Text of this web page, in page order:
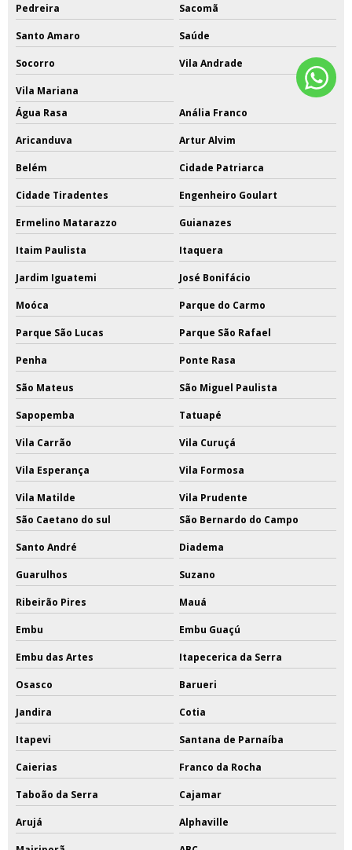
Pedreira Sacomã
Santo Amaro Saúde
Socorro Vila Andrade
Vila Mariana
Água Rasa
Anália Franco
Aricanduva Artur Alvim
Belém Cidade Patriarca
Cidade Tiradentes Engenheiro Goulart
Ermelino Matarazzo Guianazes
Itaim Paulista Itaquera
Jardim Iguatemi José Bonifácio
Moóca Parque do Carmo
Parque São Lucas Parque São Rafael
Penha Ponte Rasa
São Mateus São Miguel Paulista
Sapopemba Tatuapé
Vila Carrão Vila Curuçá
Vila Esperança Vila Formosa
Vila Matilde
Vila Prudente
São Caetano do sul
São Bernardo do Campo
Santo André Diadema
Guarulhos Suzano
Ribeirão Pires Mauá
Embu Embu Guaçú
Embu das Artes Itapecerica da Serra
Osasco Barueri
Jandira Cotia
Itapevi Santana de Parnaíba
Caierias Franco da Rocha
Taboão da Serra Cajamar
Arujá Alphaville